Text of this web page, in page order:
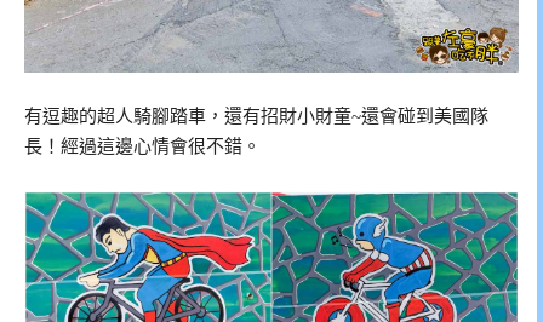
有逗趣的超人騎腳踏車，還有招財小財童~還會碰到美國隊
長！經過這邊心情會很不錯。